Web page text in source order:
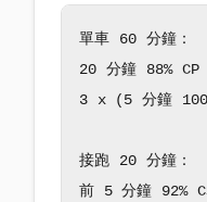
單車 60 分鐘：
20 分鐘 88% CP
3 x (5 分鐘
接跑 20 分鐘：
前 5 分鐘 92%